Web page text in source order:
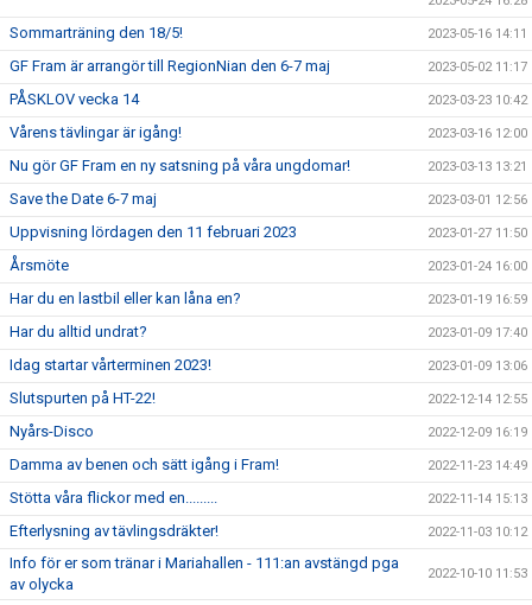
Sommarträning den 18/5! 2023-05-16 14:11
GF Fram är arrangör till RegionNian den 6-7 maj 2023-05-02 11:17
PÅSKLOV vecka 14 2023-03-23 10:42
Vårens tävlingar är igång! 2023-03-16 12:00
Nu gör GF Fram en ny satsning på våra ungdomar! 2023-03-13 13:21
Save the Date 6-7 maj 2023-03-01 12:56
Uppvisning lördagen den 11 februari 2023 2023-01-27 11:50
Årsmöte 2023-01-24 16:00
Har du en lastbil eller kan låna en? 2023-01-19 16:59
Har du alltid undrat? 2023-01-09 17:40
Idag startar vårterminen 2023! 2023-01-09 13:06
Slutspurten på HT-22! 2022-12-14 12:55
Nyårs-Disco 2022-12-09 16:19
Damma av benen och sätt igång i Fram! 2022-11-23 14:49
Stötta våra flickor med en......... 2022-11-14 15:13
Efterlysning av tävlingsdräkter! 2022-11-03 10:12
Info för er som tränar i Mariahallen - 111:an avstängd pga
av olycka
2022-10-10 11:53